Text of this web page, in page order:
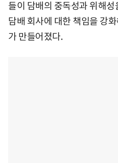
들이 담배의 중독성과 위해
담배 회사에 대한 책임을 강
가 만들어졌다.